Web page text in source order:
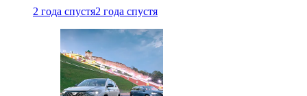
2 года спустя2 года спустя